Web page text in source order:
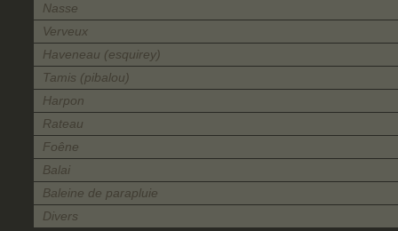
Nasse
Verveux
Haveneau (esquirey)
Tamis (pibalou)
Harpon
Rateau
Foêne
Balai
Baleine de parapluie
Divers